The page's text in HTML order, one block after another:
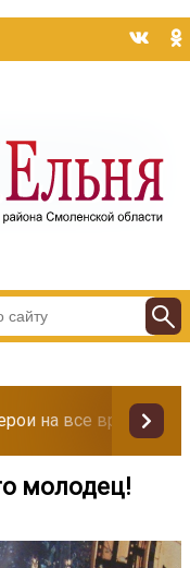
на все времена
молодец!